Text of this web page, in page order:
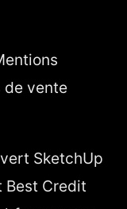
de vente
SketchUp
Best Credit